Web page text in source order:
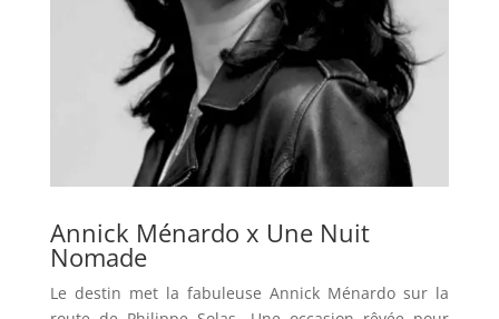
Annick Ménardo x Une Nuit
Nomade
Le destin met la fabuleuse Annick Ménardo sur la